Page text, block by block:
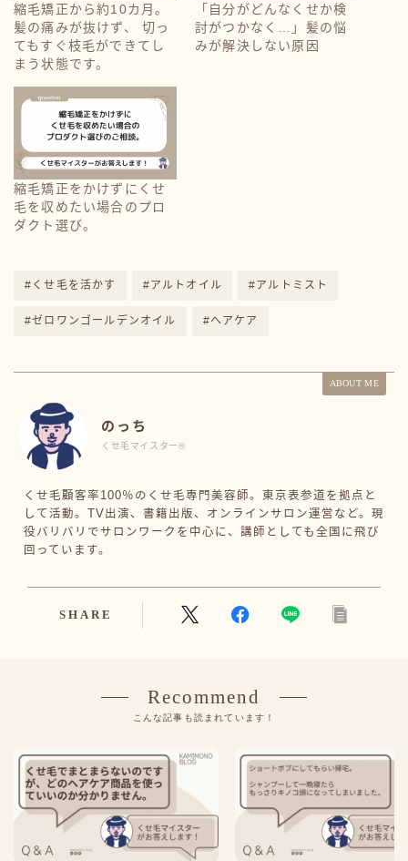
縮毛矯正から約10カ月。
髪の痛みが抜けず、 切っ
てもすぐ枝毛ができてし
まう状態です。
「自分がどんなくせか検
討がつかなく…」髪の悩
みが解決しない原因
縮毛矯正をかけずにくせ
毛を収めたい場合のプロ
ダクト選び。
#くせ毛を活かす #アルトオイル #アルトミスト
#ゼロワンゴールデンオイル #ヘアケア
ABOUT ME
のっち
くせ毛マイスター®️
くせ毛顧客率100％のくせ毛専門美容師。東京表参道を拠点と
して活動。TV出演、書籍出版、オンラインサロン運営など。現
役バリバリでサロンワークを中心に、講師としても全国に飛び
回っています。
SHARE
Recommend
こんな記事も読まれています！